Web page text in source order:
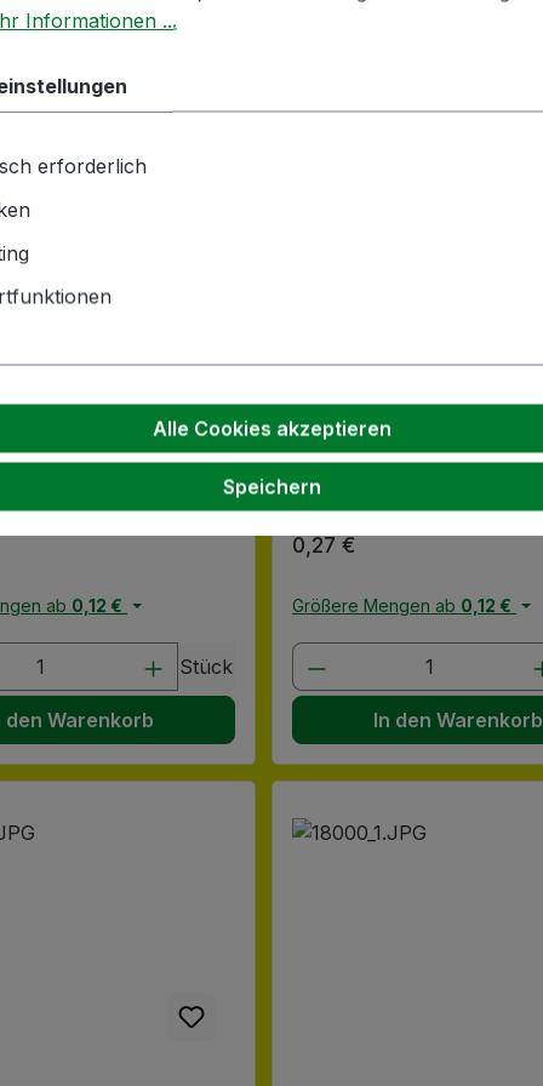
Wert ein oder benutze die
| schwarz | mit
ab 0,12 €
Anzahl: Gib den gewünschten Wert
Stück
den Warenkorb
28mm | ALU | blau | mit
Sicherungsring
Lieferzeit: 2-5 Tage
Regulärer Preis:
0,27 €
Größere Mengen ab 0,12 €
Produkt Anzahl:
In den Warenkorb
Informationen ...
erforderlich
Alle Cookies akzeptieren
Speichern